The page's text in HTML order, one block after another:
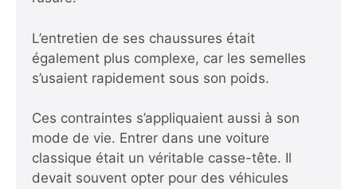
L’entretien de ses chaussures était
également plus complexe, car les semelles
s’usaient rapidement sous son poids.
Ces contraintes s’appliquaient aussi à son
mode de vie. Entrer dans une voiture
classique était un véritable casse-tête. Il
devait souvent opter pour des véhicules